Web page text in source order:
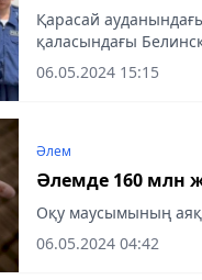
Қарасай
қаласындағы
06.05.2024 15:15
Әлем
Әлемде 160 млн
Оқу маусымының
06.05.2024 04:42